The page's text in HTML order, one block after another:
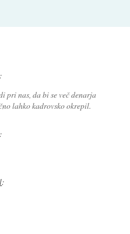
:
pri nas, da bi se več denarja
lahko kadrovsko okrepil.
:
: